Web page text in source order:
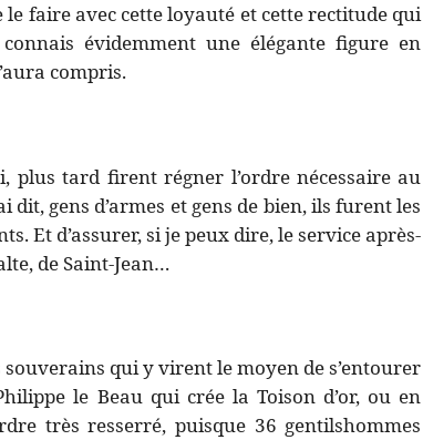
le faire avec cette loyauté et cette rectitude qui
évidemment une élégante figure en
compris.
plus tard firent régner l’ordre nécessaire au
gens d’armes et gens de bien, ils furent les
Et d’assurer, si je peux dire, le service après-
de Saint-Jean…
qui y virent le moyen de s’entourer
le Beau qui crée la Toison d’or, ou en
très resserré, puisque 36 gentilshommes